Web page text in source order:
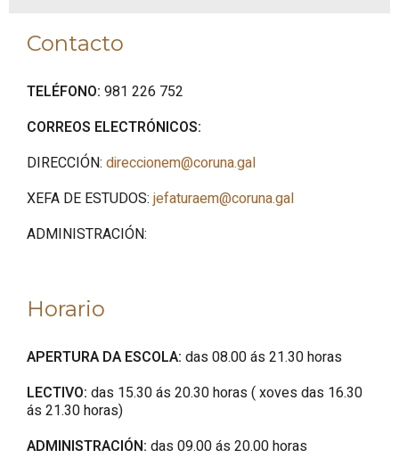
Contacto
TELÉFONO: 981 226 752
CORREOS ELECTRÓNICOS:
DIRECCIÓN: direccionem@coruna.gal
XEFA DE ESTUDOS: jefaturaem@coruna.gal
ADMINISTRACIÓN:
Horario
APERTURA DA ESCOLA: das 08.00 ás 21.30 horas
LECTIVO: das 15.30 ás 20.30 horas ( xoves das 16.30
ás 21.30 horas)
ADMINISTRACIÓN: das 09.00 ás 20.00 horas